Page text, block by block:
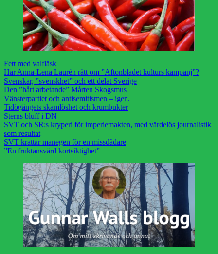
Fett med valfläsk
Har Anna-Lena Laurén rätt om ”Aftonbladet kulturs kampanj”?
Svenskar, ”svenskhet” och ett delat Sverige
Den ”hårt arbetande” Mårten Skogsmus
Vänsterpartiet och antisemitismen – igen.
Tidögängets skamlöshet och krumbukter
Sterns bluff i DN
SVT och SR:s kryperi för imperiemakten, med värdelös journalistik
som resultat
SVT krattar manegen för en missdådare
”En fruktansvärd kortsiktighet”